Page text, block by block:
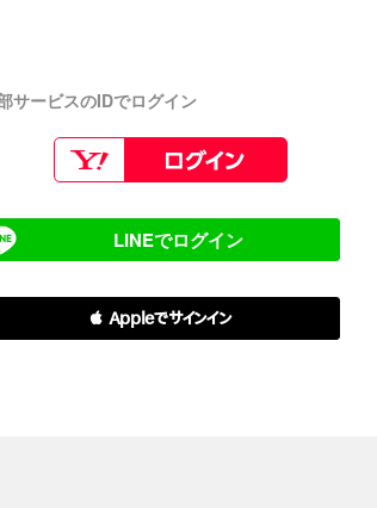
サービスのIDでログイン
LINEでログイン
 Appleでサインイン